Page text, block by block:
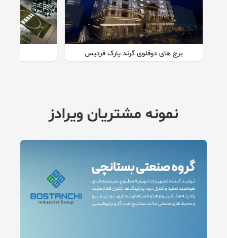
برج های دوقلوی گرند پارک فردیس
نمونه مشتریان ویرادز